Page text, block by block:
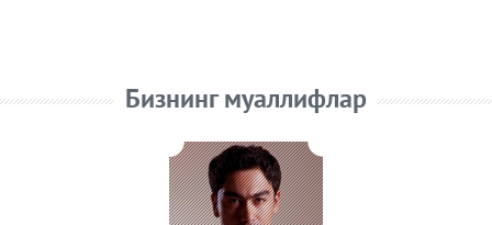
Бизнинг муаллифлар